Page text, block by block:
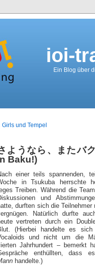
ioi-
Ein Blog über
Girls und Tempel
ようなら、またバ
Baku!)
einer teils spannenden,
in Tsukuba herrschte
Treiben. Während die
und
durften sich die Teilnehmer
Natürlich durfte
vertreten durch ein
(Hierbei handelte es sich
und nicht um die
Jahrhundert – bemerkt
enthüllten, dass
handelte.)